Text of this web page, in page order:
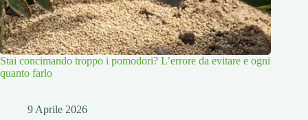
Stai concimando troppo i pomodori? L’errore da evitare e ogni
quanto farlo
9 Aprile 2026